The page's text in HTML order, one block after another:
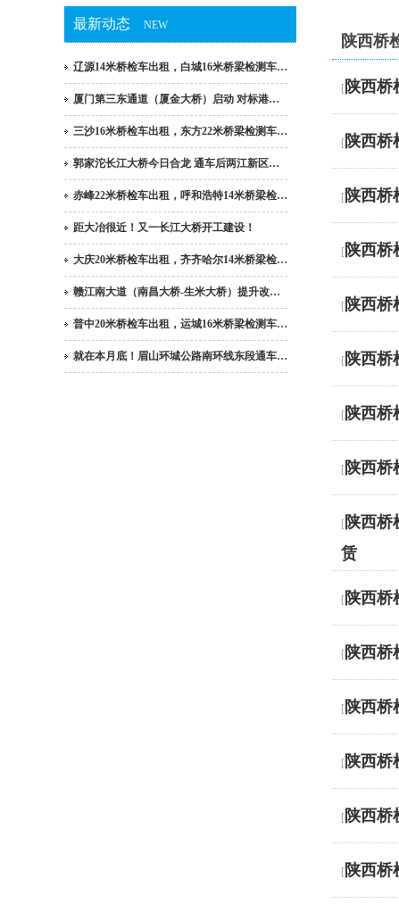
最新动态 NEW
辽源14米桥检车出租，白城16米桥梁检测车…
厦门第三东通道（厦金大桥）启动 对标港…
三沙16米桥检车出租，东方22米桥梁检测车…
郭家沱长江大桥今日合龙 通车后两江新区…
赤峰22米桥检车出租，呼和浩特14米桥梁检…
距大冶很近！又一长江大桥开工建设！
大庆20米桥检车出租，齐齐哈尔14米桥梁检…
赣江南大道（南昌大桥-生米大桥）提升改…
普中20米桥检车出租，运城16米桥梁检测车…
就在本月底！眉山环城公路南环线东段通车…
陕西桥
[ 陕西桥
[ 陕西桥
[ 陕西桥
[ 陕西桥
[ 陕西桥
[ 陕西桥
[ 陕西桥
[ 陕西桥
[ 陕西桥
赁
[ 陕西桥
[ 陕西桥
[ 陕西桥
[ 陕西桥
[ 陕西桥
[ 陕西桥